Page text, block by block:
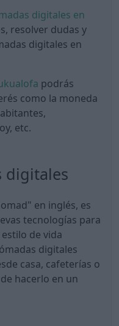
digitales en
resolver dudas y
digitales en
podrás
como la moneda
etc.
digitales
en inglés, es
tecnologías para
de vida
digitales
casa, cafeterías o
hacerlo en un